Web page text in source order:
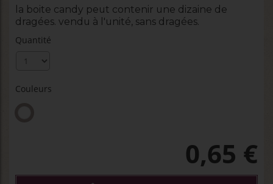
la boite candy peut contenir une dizaine de
dragées. vendu à l'unité, sans dragées.
Quantité
Couleurs
0,65 €